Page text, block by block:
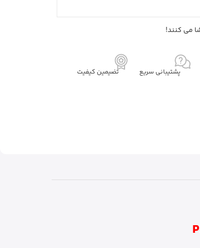
می کنند!
پشتیبانی سریع تضیمین کیفیت